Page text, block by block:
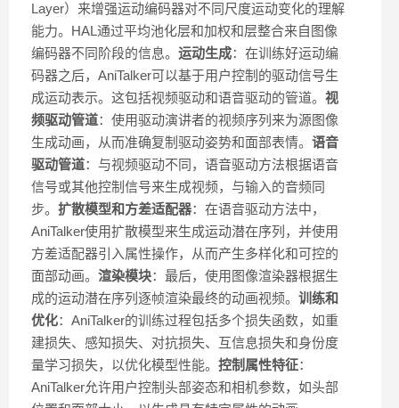
Layer）来增强运动编码器对不同尺度运动变化的理解
能力。HAL通过平均池化层和加权和层整合来自图像
编码器不同阶段的信息。 运动生成：在训练好运动编
码器之后，AniTalker可以基于用户控制的驱动信号生
成运动表示。这包括视频驱动和语音驱动的管道。 视
频驱动管道：使用驱动演讲者的视频序列来为源图像
生成动画，从而准确复制驱动姿势和面部表情。 语音
驱动管道：与视频驱动不同，语音驱动方法根据语音
信号或其他控制信号来生成视频，与输入的音频同
步。 扩散模型和方差适配器：在语音驱动方法中，
AniTalker使用扩散模型来生成运动潜在序列，并使用
方差适配器引入属性操作，从而产生多样化和可控的
面部动画。 渲染模块：最后，使用图像渲染器根据生
成的运动潜在序列逐帧渲染最终的动画视频。 训练和
优化：AniTalker的训练过程包括多个损失函数，如重
建损失、感知损失、对抗损失、互信息损失和身份度
量学习损失，以优化模型性能。 控制属性特征：
AniTalker允许用户控制头部姿态和相机参数，如头部